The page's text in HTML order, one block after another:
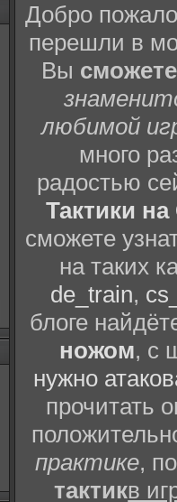
Добро
перешли в
Вы
любимой
много
радостью
Тактики
сможете
на таких
de_train,
блоге
ножом, с
нужно
прочитать
практике,
тактикв